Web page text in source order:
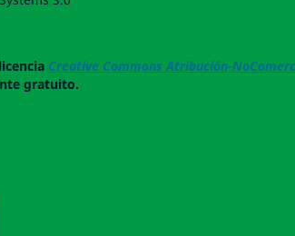
Creative Commons Atribución-
gratuito.